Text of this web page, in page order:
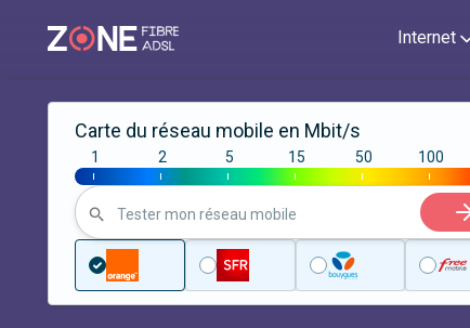
Internet
Carte du réseau mobile en Mbit/s
|
1
|
2
|
5
|
15
|
50
|
100
Tester mon réseau mobile